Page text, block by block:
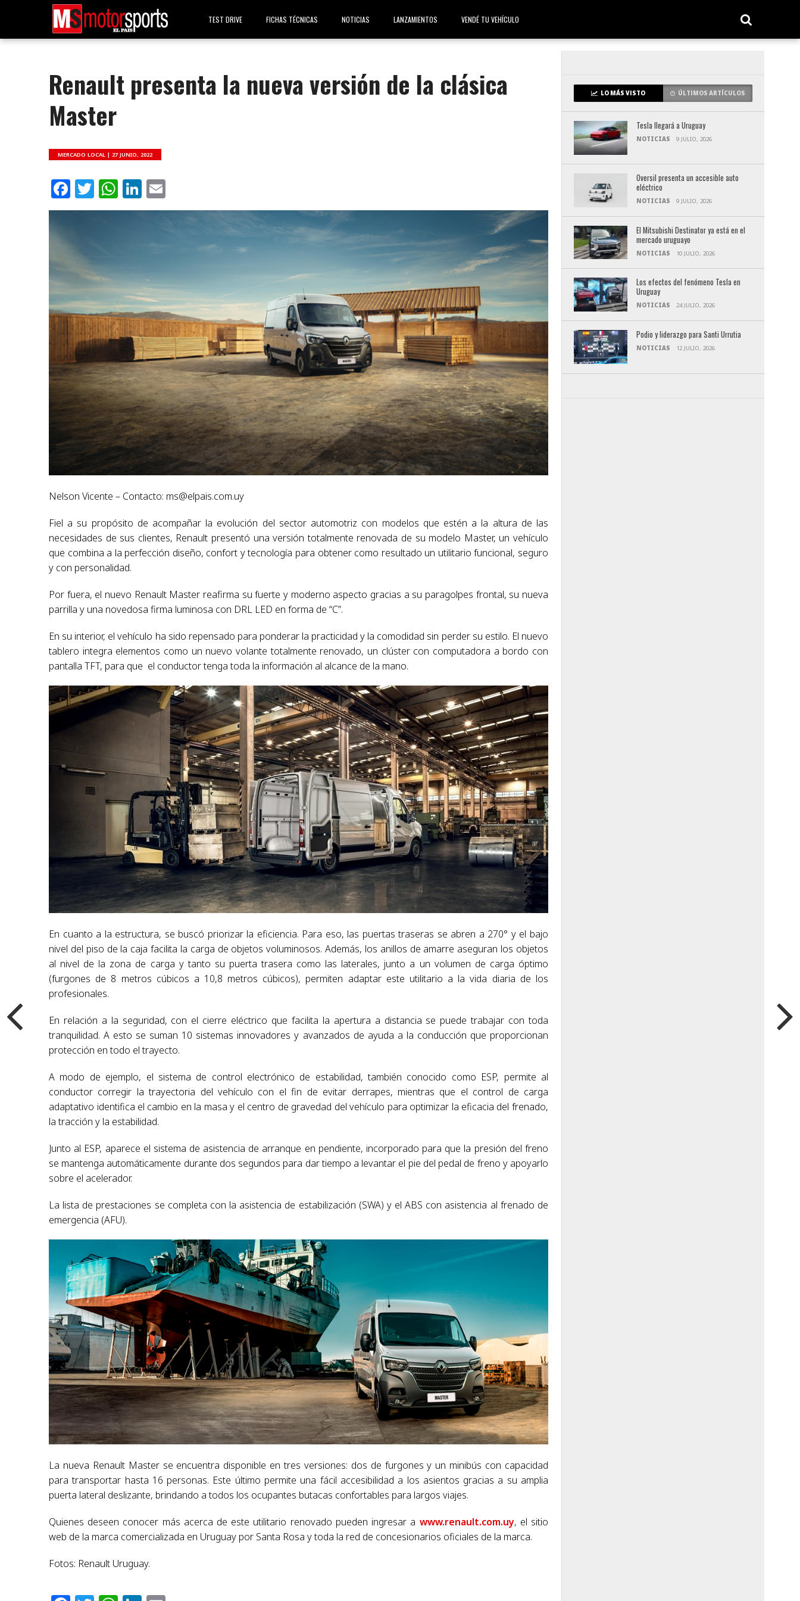
TEST DRIVE FICHAS TÉCNICAS NOTICIAS LANZAMIENTOS VENDÉ TU VEHÍCULO
Renault presenta la nueva versión de la clásica
Master
MERCADO LOCAL |27 JUNIO, 2022
Facebook
Twitter
WhatsApp
LinkedIn
Nelson Vicente – Contacto: ms@elpais.com.uy
Fiel a su propósito de acompañar la evolución del sector automotriz con modelos que estén a la altura de las
necesidades de sus clientes, Renault presentó una versión totalmente renovada de su modelo Master, un vehículo
que combina a la perfección diseño, confort y tecnología para obtener como resultado un utilitario funcional, seguro
y con personalidad.
Por fuera, el nuevo Renault Master reafirma su fuerte y moderno aspecto gracias a su paragolpes frontal, su nueva
parrilla y una novedosa firma luminosa con DRL LED en forma de “C”.
En su interior, el vehículo ha sido repensado para ponderar la practicidad y la comodidad sin perder su estilo. El nuevo
tablero integra elementos como un nuevo volante totalmente renovado, un clúster con computadora a bordo con
pantalla TFT, para que el conductor tenga toda la información al alcance de la mano.
En cuanto a la estructura, se buscó priorizar la eficiencia. Para eso, las puertas traseras se abren a 270° y el bajo
nivel del piso de la caja facilita la carga de objetos voluminosos. Además, los anillos de amarre aseguran los objetos
al nivel de la zona de carga y tanto su puerta trasera como las laterales, junto a un volumen de carga óptimo
(furgones de 8 metros cúbicos a 10,8 metros cúbicos), permiten adaptar este utilitario a la vida diaria de los
profesionales.
En relación a la seguridad, con el cierre eléctrico que facilita la apertura a distancia se puede trabajar con toda
tranquilidad. A esto se suman 10 sistemas innovadores y avanzados de ayuda a la conducción que proporcionan
protección en todo el trayecto.
A modo de ejemplo, el sistema de control electrónico de estabilidad, también conocido como ESP, permite al
conductor corregir la trayectoria del vehículo con el fin de evitar derrapes, mientras que el control de carga
adaptativo identifica el cambio en la masa y el centro de gravedad del vehículo para optimizar la eficacia del frenado,
la tracción y la estabilidad.
Junto al ESP, aparece el sistema de asistencia de arranque en pendiente, incorporado para que la presión del freno
se mantenga automáticamente durante dos segundos para dar tiempo a levantar el pie del pedal de freno y apoyarlo
sobre el acelerador.
La lista de prestaciones se completa con la asistencia de estabilización (SWA) y el ABS con asistencia al frenado de
emergencia (AFU).
La nueva Renault Master se encuentra disponible en tres versiones: dos de furgones y un minibús con capacidad
para transportar hasta 16 personas. Este último permite una fácil accesibilidad a los asientos gracias a su amplia
puerta lateral deslizante, brindando a todos los ocupantes butacas confortables para largos viajes.
Quienes deseen conocer más acerca de este utilitario renovado pueden ingresar a www.renault.com.uy, el sitio
web de la marca comercializada en Uruguay por Santa Rosa y toda la red de concesionarios oficiales de la marca.
Fotos: Renault Uruguay.
LO MÁS VISTO ÚLTIMOS ARTÍCULOS
Tesla llegará a Uruguay
NOTICIAS 9 JULIO, 2026
Oversil presenta un accesible auto
eléctrico
NOTICIAS 9 JULIO, 2026
El Mitsubishi Destinator ya está en el
mercado uruguayo
NOTICIAS 10 JULIO, 2026
Los efectos del fenómeno Tesla en
Uruguay
NOTICIAS 24 JULIO, 2026
Podio y liderazgo para Santi Urrutia
NOTICIAS 12 JULIO, 2026